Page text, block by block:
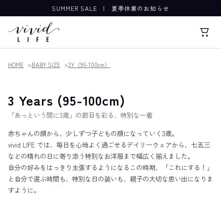
SUMMER SALE |夏季休業のお知らせ
HOME BABY SIZE 3Y（95-100cm）
3 Years (95-100cm)
「あっという間に3歳」の節目を彩る、特別な一着
赤ちゃんの顔から、少しずつ子どもの顔になっていく3歳。
vivid LIFE では、毎日を心地よく過ごせるデイリーウェアから、七五三
などの晴れの日に寄り添う特別なお洋服まで幅広く揃えました。
自分の好みをはっきり主張するようになるこの時期、「これにする！」
と自分で選ぶ時間も、特別な日の装いも、親子の大切な思い出になりま
すように。